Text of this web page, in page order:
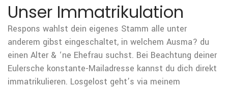
Unser Immatrikulation
Respons wahlst dein eigenes Stamm alle unter
anderem gibst eingeschaltet, in welchem Ausma? du
einen Alter & ‘ne Ehefrau suchst. Bei Beachtung deiner
Eulersche konstante-Mailadresse kannst du dich direkt
immatrikulieren. Losgelost geht’s via meinem